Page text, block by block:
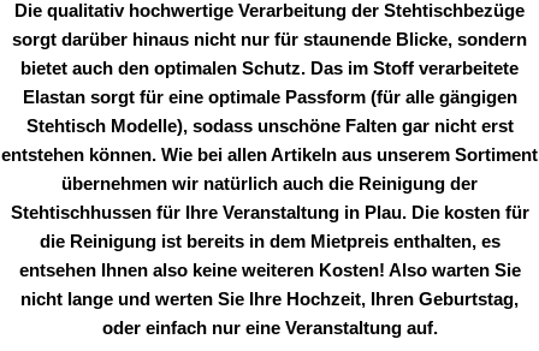
Die qualitativ hochwertige Verarbeitung der Stehtischbezüge
sorgt darüber hinaus nicht nur für staunende Blicke, sondern
bietet auch den optimalen Schutz. Das im Stoff verarbeitete
Elastan sorgt für eine optimale Passform (für alle gängigen
Stehtisch Modelle), sodass unschöne Falten gar nicht erst
entstehen können. Wie bei allen Artikeln aus unserem Sortiment
übernehmen wir natürlich auch die Reinigung der
Stehtischhussen für Ihre Veranstaltung in Plau. Die kosten für
die Reinigung ist bereits in dem Mietpreis enthalten, es
entsehen Ihnen also keine weiteren Kosten! Also warten Sie
nicht lange und werten Sie Ihre Hochzeit, Ihren Geburtstag,
oder einfach nur eine Veranstaltung auf.